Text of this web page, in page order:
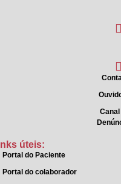
Canal
úteis:
Portal do Paciente
Portal do colaborador